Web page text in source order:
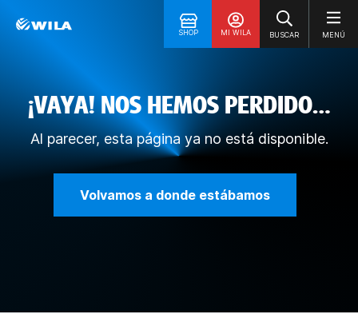
SHOP MI WILA BUSCAR MENÚ
¡VAYA! NOS HEMOS PERDIDO…
Al parecer, esta página ya no está disponible.
Volvamos a donde estábamos